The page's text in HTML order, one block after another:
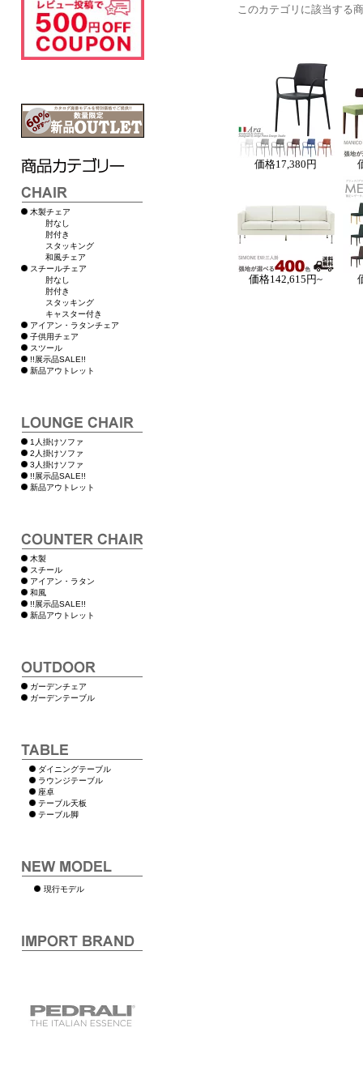
木製チェア
肘なし
肘付き
スタッキング
和風チェア
スチールチェア
肘なし
肘付き
スタッキング
キャスター付き
アイアン・ラタンチェア
子供用チェア
スツール
!!展示品SALE!!
新品アウトレット
1人掛けソファ
2人掛けソファ
3人掛けソファ
!!展示品SALE!!
新品アウトレット
木製
スチール
アイアン・ラタン
和風
!!展示品SALE!!
新品アウトレット
ガーデンチェア
ガーデンテーブル
ダイニングテーブル
ラウンジテーブル
座卓
テーブル天板
テーブル脚
現行モデル
このカテゴリに該当する
価格17,380円
価格142,615円~